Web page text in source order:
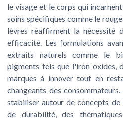
le visage et le corps qui
soins spécifiques comme le
lèvres réaffirment la nécessité
efficacité. Les formulations
extraits naturels comme le
pigments tels que l'iron oxides,
marques à innover tout en
changeants des
stabiliser autour de concepts de
de durabilité, des